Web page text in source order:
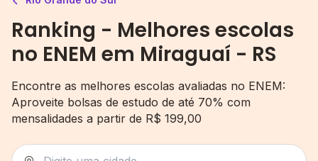
Ranking - Melhores escolas
no ENEM em Miraguaí - RS
Encontre as melhores escolas avaliadas no ENEM:
Aproveite bolsas de estudo de até 70% com
mensalidades a partir de R$ 199,00